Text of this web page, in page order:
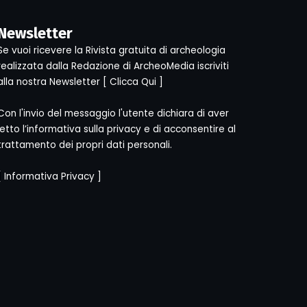
vuoi ricevere la Rivista gratuita di archeologia
dalla Redazione di ArcheoMedia iscriviti
nostra Newsletter [ Clicca Qui ]
l'invio del messaggio l'utente dichiara di aver
l’informativa sulla privacy e di acconsentire al
dei propri dati personali.
Informativa Privacy]